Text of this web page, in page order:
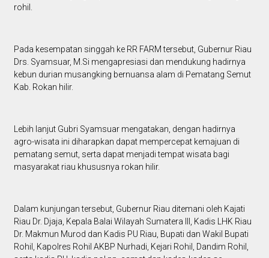
rohil.
Pada kesempatan singgah ke RR FARM tersebut, Gubernur Riau
Drs. Syamsuar, M.Si mengapresiasi dan mendukung hadirnya
kebun durian musangking bernuansa alam di Pematang Semut
Kab. Rokan hilir.
Lebih lanjut Gubri Syamsuar mengatakan, dengan hadirnya
agro-wisata ini diharapkan dapat mempercepat kemajuan di
pematang semut, serta dapat menjadi tempat wisata bagi
masyarakat riau khususnya rokan hilir.
Dalam kunjungan tersebut, Gubernur Riau ditemani oleh Kajati
Riau Dr. Djaja, Kepala Balai Wilayah Sumatera III, Kadis LHK Riau
Dr. Makmun Murod dan Kadis PU Riau, Bupati dan Wakil Bupati
Rohil, Kapolres Rohil AKBP Nurhadi, Kejari Rohil, Dandim Rohil,